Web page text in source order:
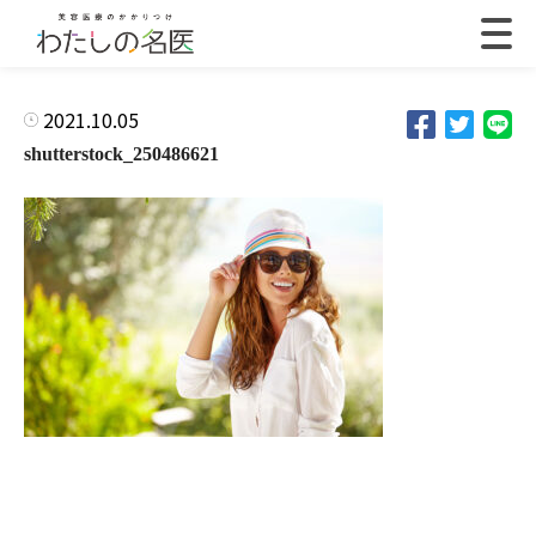
2021.10.05
shutterstock_250486621